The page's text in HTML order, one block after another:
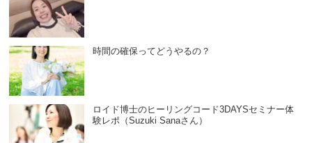
時間の確保ってどうやるの？
ロイド博士のヒーリングコード3DAYSセミナー体
験レポ（Suzuki Sanaさん）